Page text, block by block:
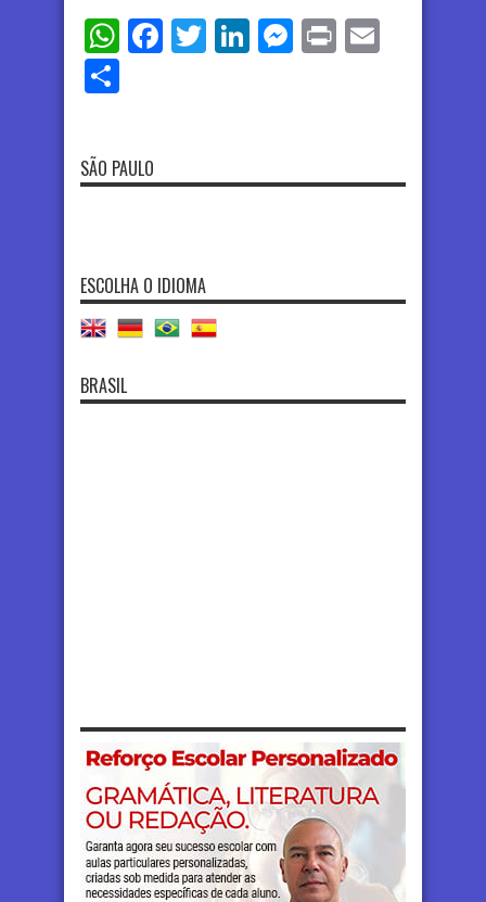
WhatsApp
Facebook
Twitter
LinkedIn
Messenger
Print
SÃO PAULO
ESCOLHA O IDIOMA
BRASIL